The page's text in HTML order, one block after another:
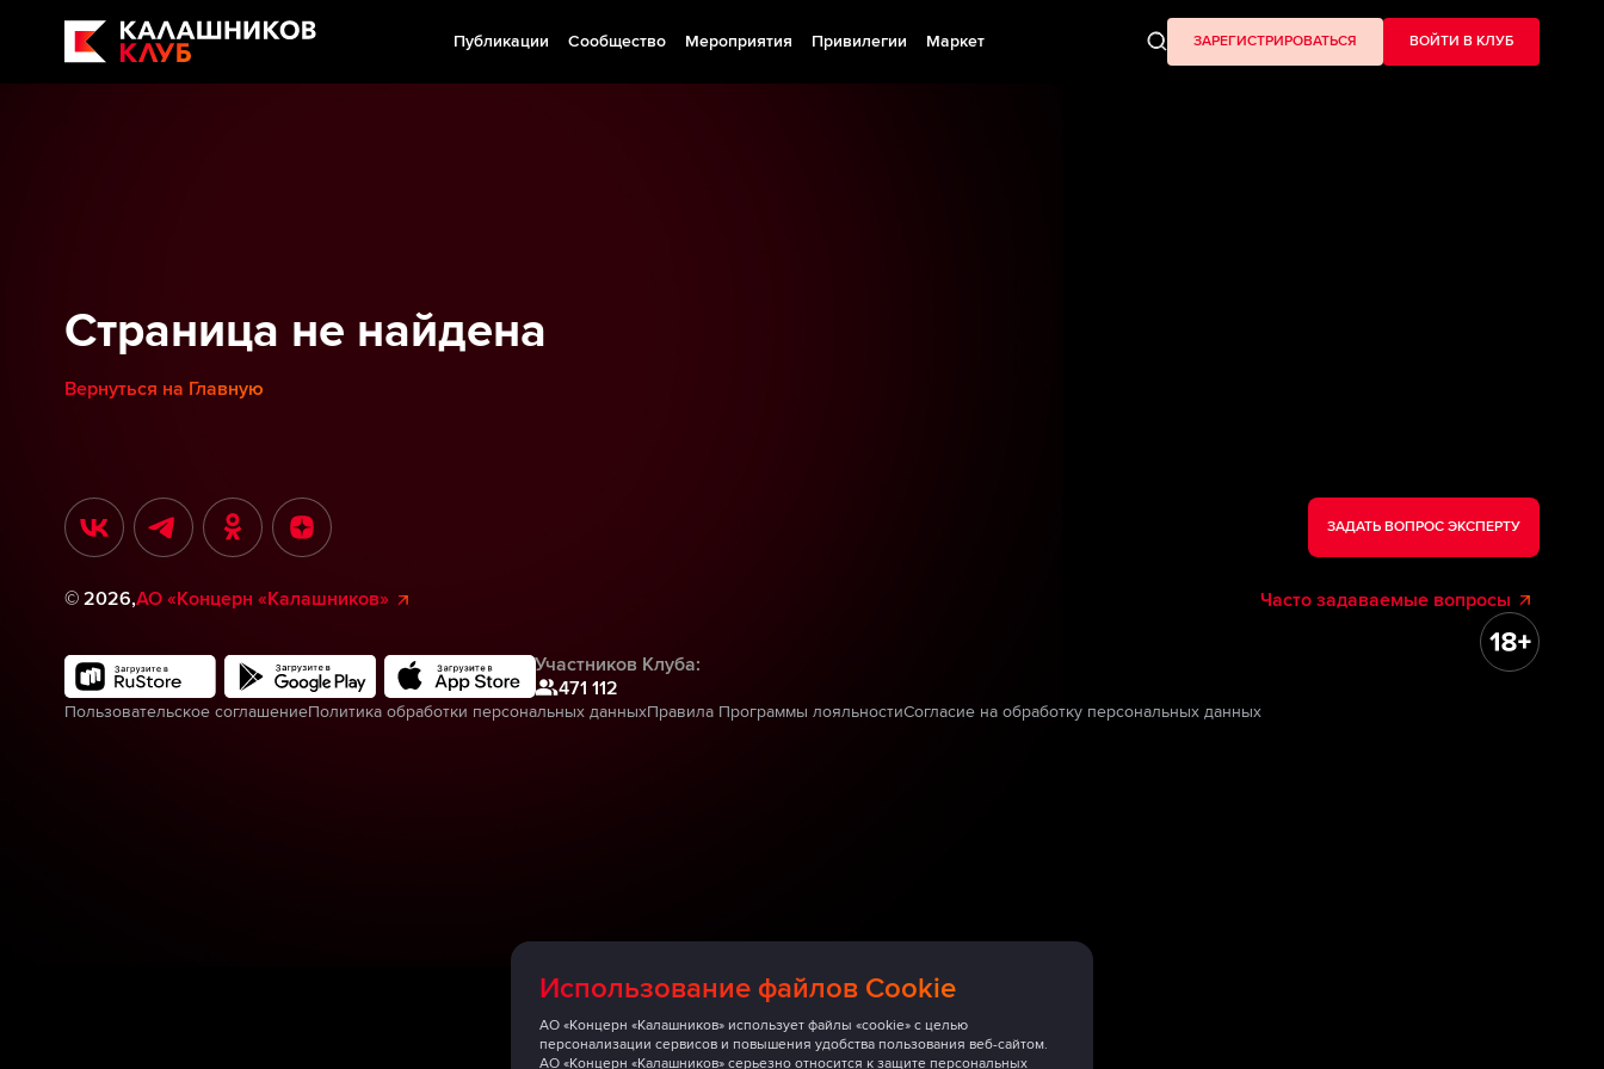
Публикации Сообщество Мероприятия Привилегии Маркет ЗАРЕГИСТРИРОВАТЬСЯ ВОЙТИ В КЛУБ
Использование файлов Cookie
АО «Концерн «Калашников» использует файлы «cookie» с целью
персонализации сервисов и повышения удобства пользования веб-сайтом.
АО «Концерн «Калашников» серьезно относится к защите персональных
Страница не найдена
Вернуться на Главную
ЗАДАТЬ ВОПРОС ЭКСПЕРТУ
© 2026,АО «Концерн «Калашников» Часто задаваемые вопросы
Участников Клуба:
471 112
Пользовательское соглашениеПолитика обработки персональных данныхПравила Программы лояльностиСогласие на обработку персональных данных